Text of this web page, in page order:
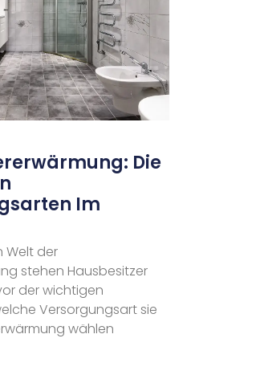
Die
Im
Welt der
stehen Hausbesitzer
der wichtigen
Versorgungsart sie
wählen